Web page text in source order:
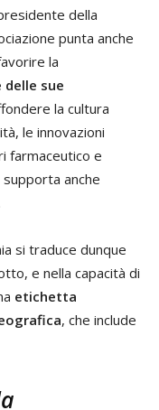
della
punta anche
la
sue
la cultura
le innovazioni
farmaceutico e
anche
si traduce dunque
e nella capacità di
etichetta
, che include